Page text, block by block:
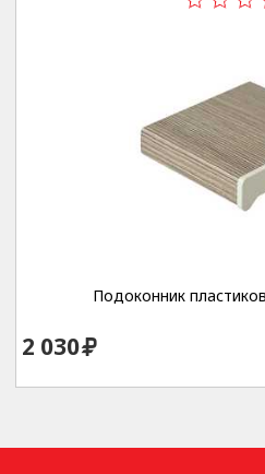
Подоконник
2 030